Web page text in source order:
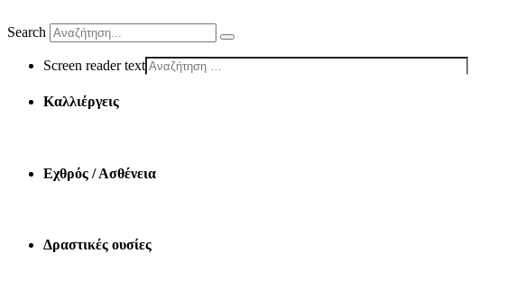
Search
Screen reader text
Καλλιέργεις
Εχθρός / Ασθένεια
Δραστικές ουσίες